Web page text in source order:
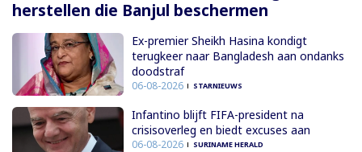
herstellen die Banjul beschermen
Ex-premier Sheikh Hasina kondigt
terugkeer naar Bangladesh aan ondanks
doodstraf
06-08-2026 STARNIEUWS
Infantino blijft FIFA-president na
crisisoverleg en biedt excuses aan
06-08-2026 SURINAME HERALD